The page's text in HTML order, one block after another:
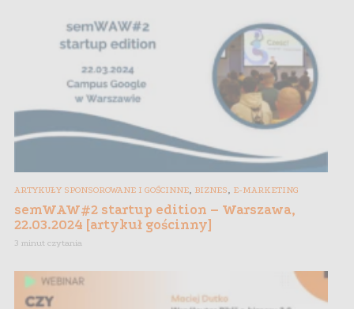
ARTYKUŁY SPONSOROWANE I GOŚCINNE BIZNES E-MARKETING
semWAW#2 startup edition – Warszawa,
22.03.2024 [artykuł gościnny]
3 minut czytania